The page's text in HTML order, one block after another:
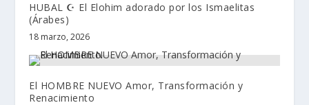
HUBAL ☪️ El Elohim adorado por los Ismaelitas
(Árabes)
18 marzo, 2026
El HOMBRE NUEVO Amor, Transformación y
Renacimiento